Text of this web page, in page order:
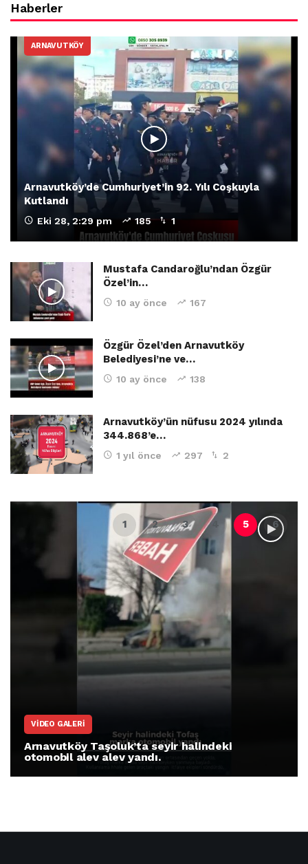
Haberler
ARNAVUTKÖY
Arnavutköy’de Cumhuriyet’in 92. Yılı Coşkuyla
Kutlandı
Eki 28, 2:29 pm 185 1
Mustafa Candaroğlu’ndan Özgür
Özel’in…
10 ay önce 167
Özgür Özel’den Arnavutköy
Belediyesi’ne ve…
10 ay önce 138
Arnavutköy’ün nüfusu 2024 yılında
344.868’e…
1 yıl önce 297 2
VIDEO GALERI
Arnavutköy Taşoluk’ta seyir halindeki
otomobil alev alev yandı.